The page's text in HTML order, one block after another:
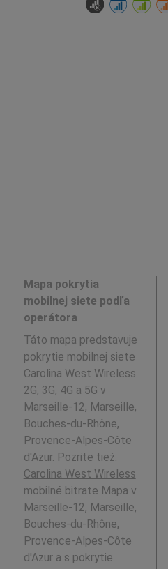
Mapa pokrytia
mobilnej siete podľa
operátora
Táto mapa predstavuje
pokrytie mobilnej siete
Carolina West Wireless
2G, 3G, 4G a 5G v
Marseille-12, Marseille,
Bouches-du-Rhône,
Provence-Alpes-Côte
d'Azur. Pozrite tiež:
Carolina West Wireless
mobilné bitrate Mapa v
Marseille-12, Marseille,
Bouches-du-Rhône,
Provence-Alpes-Côte
d'Azur a s pokrytie